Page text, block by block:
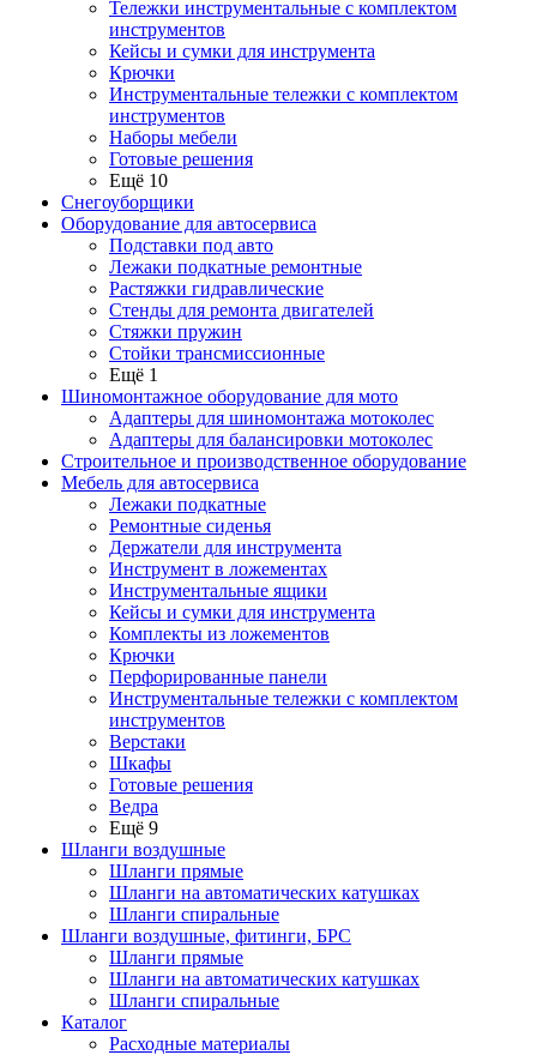
Тележки инструментальные с комплектом
инструментов
Кейсы и сумки для инструмента
Крючки
Инструментальные тележки с комплектом
инструментов
Наборы мебели
Готовые решения
Ещё 10
Снегоуборщики
Оборудование для автосервиса
Подставки под авто
Лежаки подкатные ремонтные
Растяжки гидравлические
Стенды для ремонта двигателей
Стяжки пружин
Стойки трансмиссионные
Ещё 1
Шиномонтажное оборудование для мото
Адаптеры для шиномонтажа мотоколес
Адаптеры для балансировки мотоколес
Строительное и производственное оборудование
Мебель для автосервиса
Лежаки подкатные
Ремонтные сиденья
Держатели для инструмента
Инструмент в ложементах
Инструментальные ящики
Кейсы и сумки для инструмента
Комплекты из ложементов
Крючки
Перфорированные панели
Инструментальные тележки с комплектом
инструментов
Верстаки
Шкафы
Готовые решения
Ведра
Ещё 9
Шланги воздушные
Шланги прямые
Шланги на автоматических катушках
Шланги спиральные
Шланги воздушные, фитинги, БРС
Шланги прямые
Шланги на автоматических катушках
Шланги спиральные
Каталог
Расходные материалы